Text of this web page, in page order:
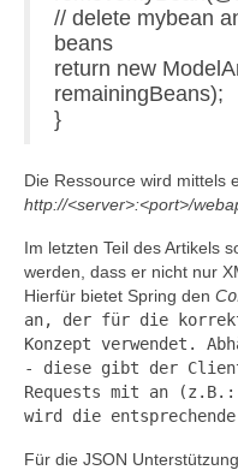
// delete mybean
beans
return new
remainingBeans);
}
Die Ressource wird mittels
http://<server>:<port>/
Im letzten Teil des Artikels
werden, dass er nicht nur
Hierfür bietet Spring den C
an, der für die
Konzept verwendet.
- diese gibt der Client
Requests mit an
wird die entsprechende
Für die JSON